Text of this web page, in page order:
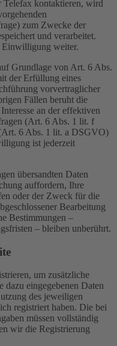
kontaktieren, wird
zum Zwecke der
und verarbeitet.
Einwilligung weiter.
Grundlage von Art. 6 Abs.
der Erfüllung eines
vorvertraglicher
Fällen beruht die
an der effektiven
(Art. 6 Abs. 1 lit. f
6 Abs. 1 lit. a DSGVO)
ist jederzeit
übersandten Daten
auffordern, Ihre
oder der Zweck für die
Bearbeitung
Bestimmungen –
– bleiben unberührt.
um zusätzliche
dazu eingegebenen Daten
des jeweiligen
registriert haben. Die bei
müssen vollständig
wir die Registrierung